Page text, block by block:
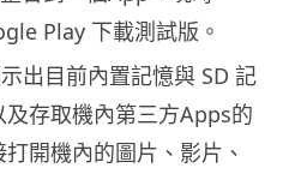
Play 下載測試版。
出目前內置記憶與 SD 記
存取機內第三方Apps的
開機內的圖片、影片、